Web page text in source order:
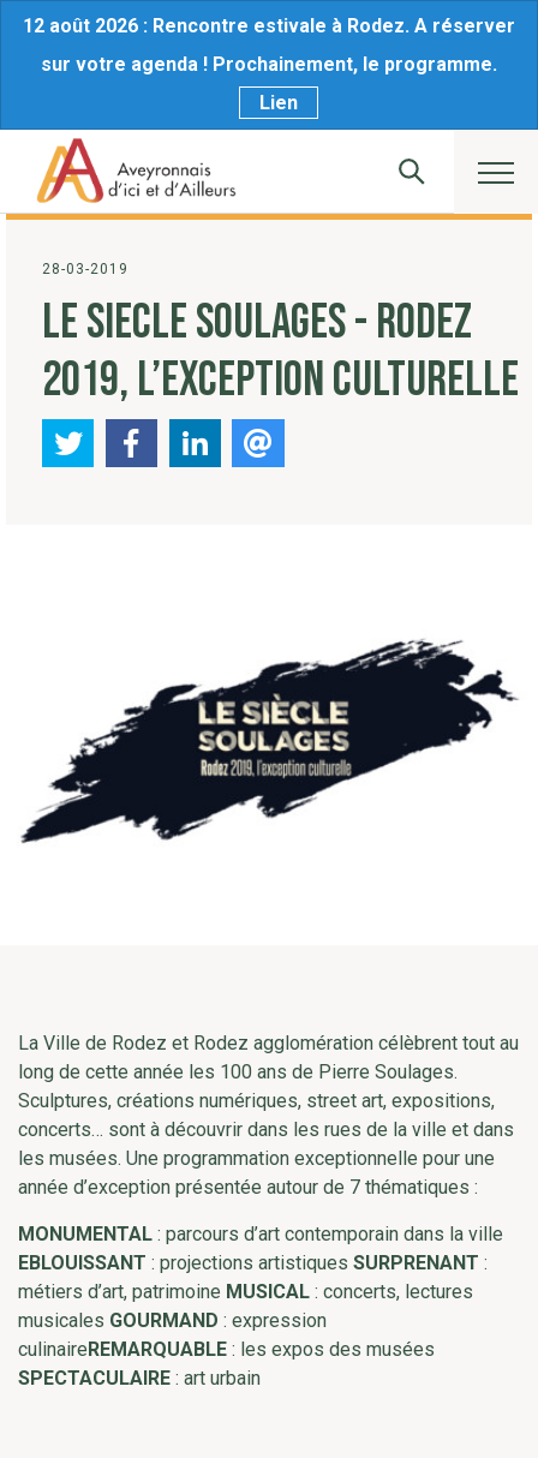
12 août 2026 : Rencontre estivale à Rodez. A réserver
sur votre agenda ! Prochainement, le programme.
Lien
28-03-2019
LE SIECLE SOULAGES - RODEZ
2019, L’EXCEPTION CULTURELLE
La Ville de Rodez et Rodez agglomération célèbrent tout au
long de cette année les 100 ans de Pierre Soulages.
Sculptures, créations numériques, street art, expositions,
concerts… sont à découvrir dans les rues de la ville et dans
les musées. Une programmation exceptionnelle pour une
année d’exception présentée autour de 7 thématiques :
MONUMENTAL : parcours d’art contemporain dans la ville
EBLOUISSANT : projections artistiques SURPRENANT :
métiers d’art, patrimoine MUSICAL : concerts, lectures
musicales GOURMAND : expression
culinaireREMARQUABLE : les expos des musées
SPECTACULAIRE : art urbain